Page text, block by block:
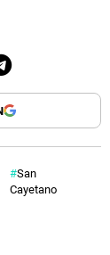
San
Cayetano